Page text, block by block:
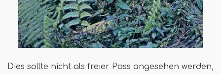
Dies sollte nicht als freier Pass angesehen werden,